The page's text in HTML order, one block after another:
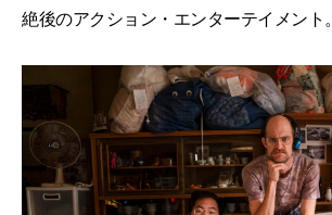
絶後のアクション・エンターテイメント。